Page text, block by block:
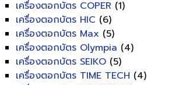
เครื่องตอกบัตร COPER (1)
เครื่องตอกบัตร HIC (6)
เครื่องตอกบัตร Max (5)
เครื่องตอกบัตร Olympia (4)
เครื่องตอกบัตร SEIKO (5)
เครื่องตอกบัตร TIME TECH (4)